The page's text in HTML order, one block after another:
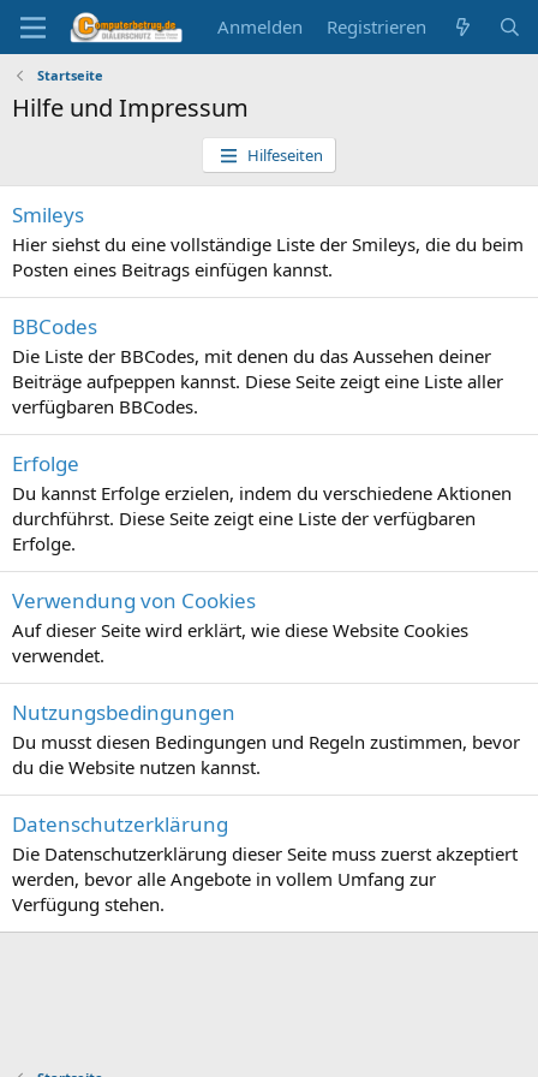
Anmelden Registrieren
Startseite
Hilfe und Impressum
Hilfeseiten
Smileys
Hier siehst du eine vollständige Liste der Smileys, die du beim
Posten eines Beitrags einfügen kannst.
BBCodes
Die Liste der BBCodes, mit denen du das Aussehen deiner
Beiträge aufpeppen kannst. Diese Seite zeigt eine Liste aller
verfügbaren BBCodes.
Erfolge
Du kannst Erfolge erzielen, indem du verschiedene Aktionen
durchführst. Diese Seite zeigt eine Liste der verfügbaren
Erfolge.
Verwendung von Cookies
Auf dieser Seite wird erklärt, wie diese Website Cookies
verwendet.
Nutzungsbedingungen
Du musst diesen Bedingungen und Regeln zustimmen, bevor
du die Website nutzen kannst.
Datenschutzerklärung
Die Datenschutzerklärung dieser Seite muss zuerst akzeptiert
werden, bevor alle Angebote in vollem Umfang zur
Verfügung stehen.